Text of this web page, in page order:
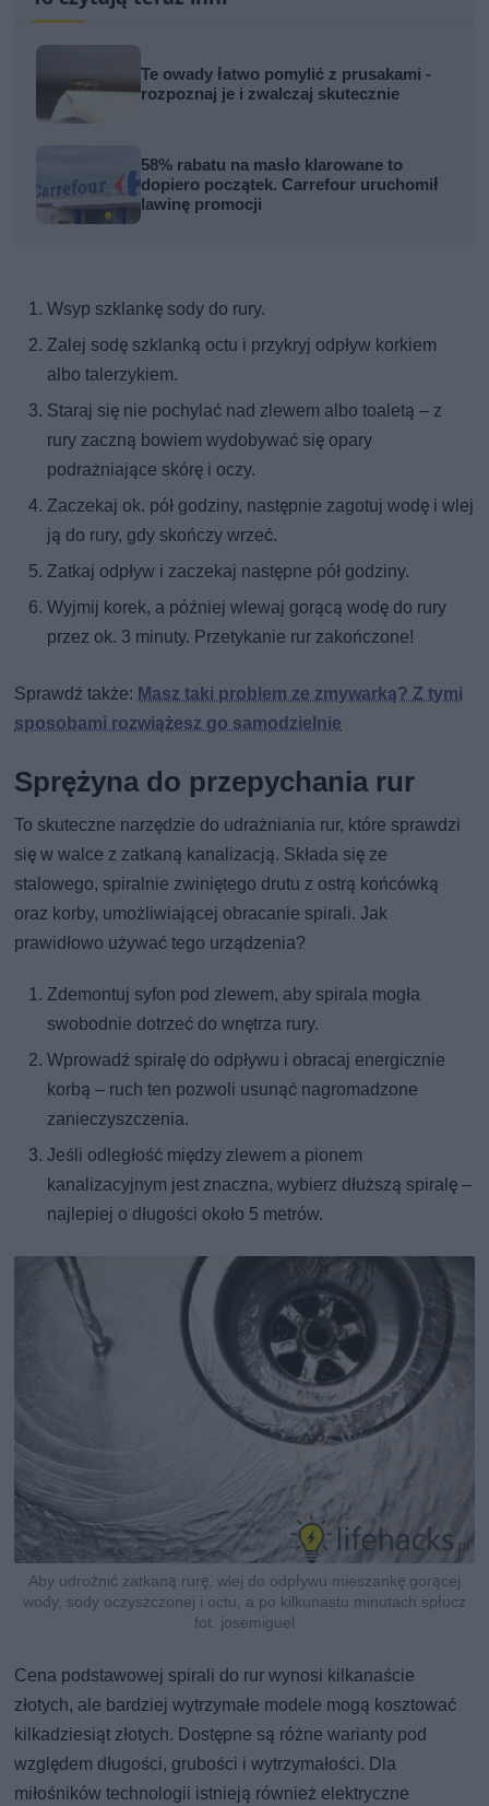
Te owady łatwo pomylić z prusakami -
rozpoznaj je i zwalczaj skutecznie
58% rabatu na masło klarowane to
dopiero początek. Carrefour uruchomił
lawinę promocji
Wsyp szklankę sody do rury.
Zalej sodę szklanką octu i przykryj odpływ korkiem
albo talerzykiem.
Staraj się nie pochylać nad zlewem albo toaletą – z
rury zaczną bowiem wydobywać się opary
podrażniające skórę i oczy.
Zaczekaj ok. pół godziny, następnie zagotuj wodę i wlej
ją do rury, gdy skończy wrzeć.
Zatkaj odpływ i zaczekaj następne pół godziny.
Wyjmij korek, a później wlewaj gorącą wodę do rury
przez ok. 3 minuty. Przetykanie rur zakończone!
Sprawdź także: Masz taki problem ze zmywarką? Z tymi
sposobami rozwiążesz go samodzielnie
Sprężyna do przepychania rur
To skuteczne narzędzie do udrażniania rur, które sprawdzi
się w walce z zatkaną kanalizacją. Składa się ze
stalowego, spiralnie zwiniętego drutu z ostrą końcówką
oraz korby, umożliwiającej obracanie spirali. Jak
prawidłowo używać tego urządzenia?
Zdemontuj syfon pod zlewem, aby spirala mogła
swobodnie dotrzeć do wnętrza rury.
Wprowadź spiralę do odpływu i obracaj energicznie
korbą – ruch ten pozwoli usunąć nagromadzone
zanieczyszczenia.
Jeśli odległość między zlewem a pionem
kanalizacyjnym jest znaczna, wybierz dłuższą spiralę –
najlepiej o długości około 5 metrów.
Aby udrożnić zatkaną rurę, wlej do odpływu mieszankę gorącej
wody, sody oczyszczonej i octu, a po kilkunastu minutach spłucz
fot. josemiguel
Cena podstawowej spirali do rur wynosi kilkanaście
złotych, ale bardziej wytrzymałe modele mogą kosztować
kilkadziesiąt złotych. Dostępne są różne warianty pod
względem długości, grubości i wytrzymałości. Dla
miłośników technologii istnieją również elektryczne